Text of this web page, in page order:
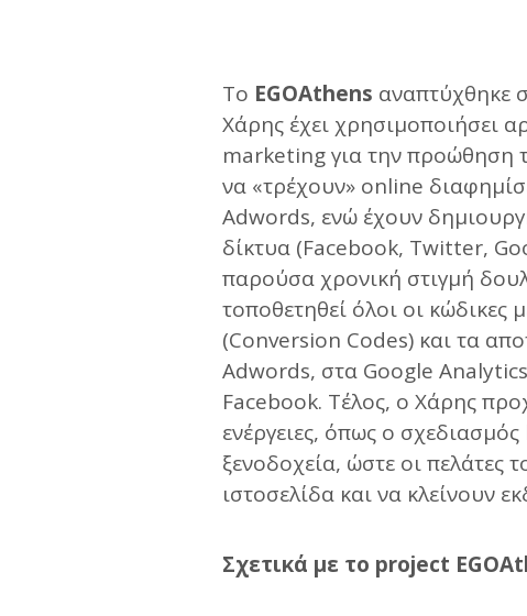
Το EGOAthens αναπτύχθηκε
Χάρης έχει χρησιμοποιήσει
marketing για την προώθηση
να «τρέχουν» online
Adwords, ενώ έχουν
δίκτυα (Facebook, Twitter,
παρούσα χρονική στιγμή
τοποθετηθεί όλοι οι
(Conversion Codes) και τα
Adwords, στα Google
Facebook. Τέλος, ο Χάρης
ενέργειες, όπως ο
ξενοδοχεία, ώστε οι πελάτες
ιστοσελίδα και να κλείνουν
Σχετικά με τo project